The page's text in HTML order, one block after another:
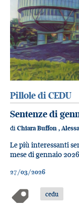
Pillole di CEDU
Sentenze di
di Chiara Buffon ,
Le più interessanti
mese di gennaio 2026
27/03/2026
cedu